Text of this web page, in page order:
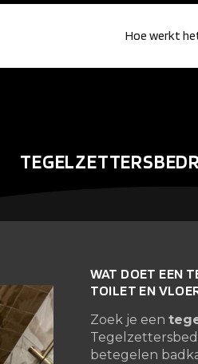
Hoe werkt
WAT DOET EEN
TOILET EN
Zoek je een
betegelen